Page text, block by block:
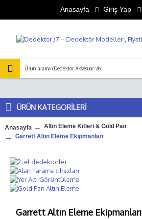
Anasayfa Giriş Yap
ÜRÜN KATEGORILERİ
Anasayfa
Altın Eleme Kitleri & Gold Pan
Garrett Altın Eleme Ekipmanları
Garrett Altın Eleme Ekipmanları